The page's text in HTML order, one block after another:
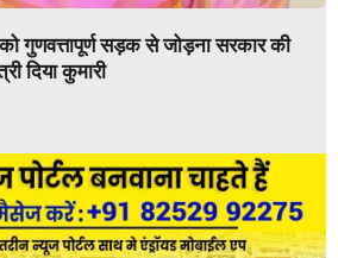
गुणवत्तापूर्ण सड़क से जोड़ना सरकार की
दिया कुमारी